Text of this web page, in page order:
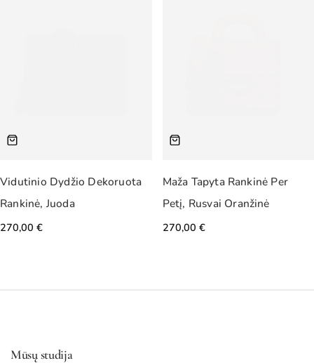
Vidutinio Dydžio Dekoruota
Rankinė, Juoda
270,00 €
Maža Tapyta Rankinė Per
Petį, Rusvai Oranžinė
270,00 €
Mūsų studija